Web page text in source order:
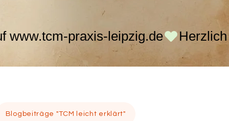
Blogbeiträge "TCM leicht erklärt"